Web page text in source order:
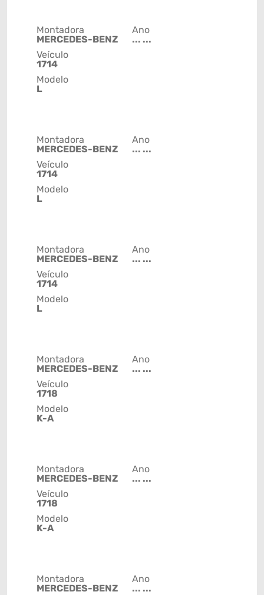
Montadora
MERCEDES-BENZ
Veículo
1714
Modelo
L
Ano
... ...
Montadora
MERCEDES-BENZ
Veículo
1714
Modelo
L
Ano
... ...
Montadora
MERCEDES-BENZ
Veículo
1714
Modelo
L
Ano
... ...
Montadora
MERCEDES-BENZ
Veículo
1718
Modelo
K-A
Ano
... ...
Montadora
MERCEDES-BENZ
Veículo
1718
Modelo
K-A
Ano
... ...
Montadora
MERCEDES-BENZ
Ano
... ...